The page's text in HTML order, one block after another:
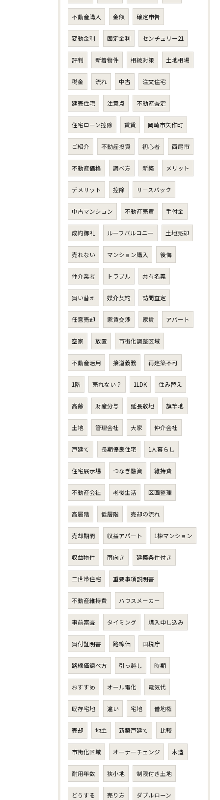
不動産購入 金額 確定申告
変動金利 固定金利 センチュリー21
評判 新着物件 相続対策 土地相場
税金 流れ 中古 注文住宅
建売住宅 注意点 不動産査定
住宅ローン控除 賃貸 岡崎市矢作町
ご紹介 不動産投資 初心者 西尾市
不動産価格 調べ方 新築 メリット
デメリット 控除 リースバック
中古マンション 不動産売買 手付金
成約御礼 ルーフバルコニー 土地売却
売れない マンション購入 後悔
仲介業者 トラブル 共有名義
買い替え 媒介契約 訪問査定
任意売却 家賃交渉 家賃 アパート
空家 放置 市街化調整区域
不動産活用 接道義務 再建築不可
1階 売れない？ 1LDK 住み替え
高齢 財産分与 延長敷地 旗竿地
土地 管理会社 大家 仲介会社
戸建て 長期優良住宅 1人暮らし
住宅展示場 つなぎ融資 維持費
不動産会社 老後生活 区画整理
高層階 低層階 売却の流れ
売却期間 収益アパート 1棟マンション
収益物件 南向き 建築条件付き
二世帯住宅 重要事項説明書
不動産維持費 ハウスメーカー
事前審査 タイミング 購入申し込み
買付証明書 路線価 国税庁
路線価調べ方 引っ越し 時期
おすすめ オール電化 電気代
既存宅地 違い 宅地 借地権
売却 地主 新築戸建て 比較
市街化区域 オーナーチェンジ 木造
耐用年数 狭小地 制限付き土地
どうする 売り方 ダブルローン